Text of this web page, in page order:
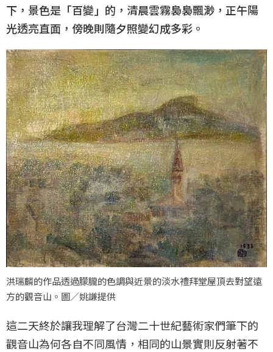
下，景色是「百變」的，清晨雲霧裊裊飄渺，正午陽
光透亮直面，傍晚則隨夕照變幻成多彩。
洪瑞麟的作品透過朦朧的色調與近景的淡水禮拜堂屋頂去對望遠
方的觀音山。圖／姚謙提供
這二天終於讓我理解了台灣二十世紀藝術家們筆下的
觀音山為何各自不同風情，相同的山景實則反射著不